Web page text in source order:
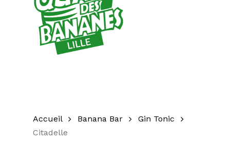
Accueil Banana Bar
Gin Tonic
Citadelle